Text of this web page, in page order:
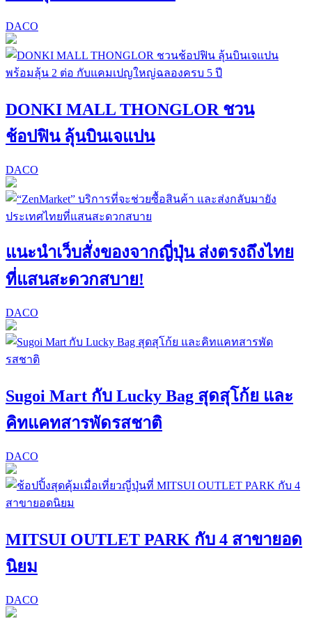
DACO
DONKI MALL THONGLOR ชวน
ช้อปฟิน ลุ้นบินเจแปน
DACO
แนะนำเว็บสั่งของจากญี่ปุ่น ส่งตรงถึงไทย
ที่แสนสะดวกสบาย!
DACO
Sugoi Mart กับ Lucky Bag สุดสุโก้ย และ
คิทแคทสารพัดรสชาติ
DACO
MITSUI OUTLET PARK กับ 4 สาขายอด
นิยม
DACO